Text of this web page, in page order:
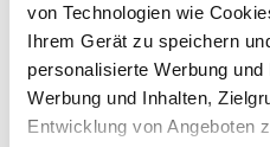
von Technologien wie
Ihrem Gerät zu speichern
personalisierte Werbung
Werbung und Inhalten,
Entwicklung von Angeboten
Toni Strohofer und 24-
enge Freunde. Die
die persönliche und die
Stück Autohof. Er ist als
haben immer zusammen in